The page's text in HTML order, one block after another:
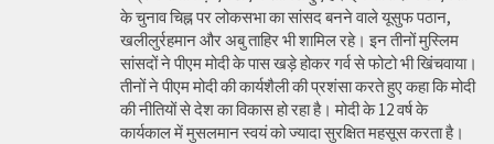
के चुनाव चिह्न पर लोकसभा का सांसद बनने वाले यूसुफ पठान,
खलीलुर्रहमान और अबु ताहिर भी शामिल रहे। इन तीनों मुस्लिम
सांसदों ने पीएम मोदी के पास खड़े होकर गर्व से फोटो भी खिंचवाया।
तीनों ने पीएम मोदी की कार्यशैली की प्रशंसा करते हुए कहा कि मोदी
की नीतियों से देश का विकास हो रहा है। मोदी के 12 वर्ष के
कार्यकाल में मुसलमान स्वयं को ज्यादा सुरक्षित महसूस करता है।